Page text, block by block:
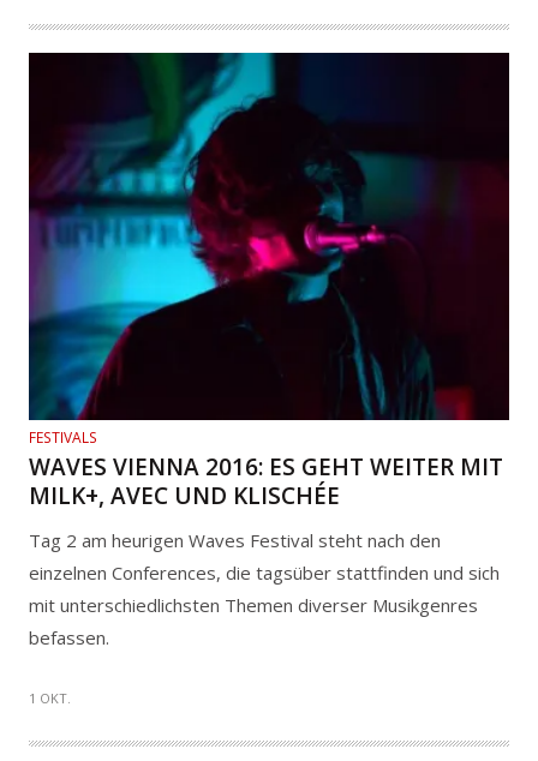
FESTIVALS
WAVES VIENNA 2016: ES GEHT WEITER MIT
MILK+, AVEC UND KLISCHÉE
Tag 2 am heurigen Waves Festival steht nach den
einzelnen Conferences, die tagsüber stattfinden und sich
mit unterschiedlichsten Themen diverser Musikgenres
befassen.
1 OKT.